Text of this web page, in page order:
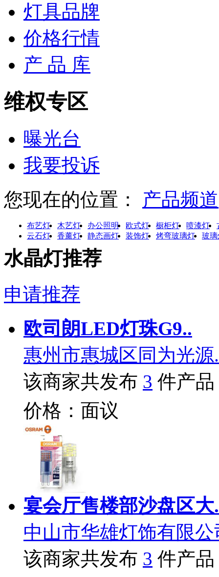
灯具品牌
价格行情
产 品 库
维权专区
曝光台
我要投诉
您现在的位置：
产品频道
布艺灯 木艺灯 办公照明 欧式灯 橱柜灯 喷漆灯
云石灯
香薰灯 静态画灯 装饰灯 烤弯玻璃灯 玻璃
水晶灯推荐
申请推荐
欧司朗LED灯珠G9..
惠州市惠城区同为光源
该商家共发布 3 件产品
价格：面议
宴会厅售楼部沙盘区大
中山市华雄灯饰有限公
该商家共发布 3 件产品